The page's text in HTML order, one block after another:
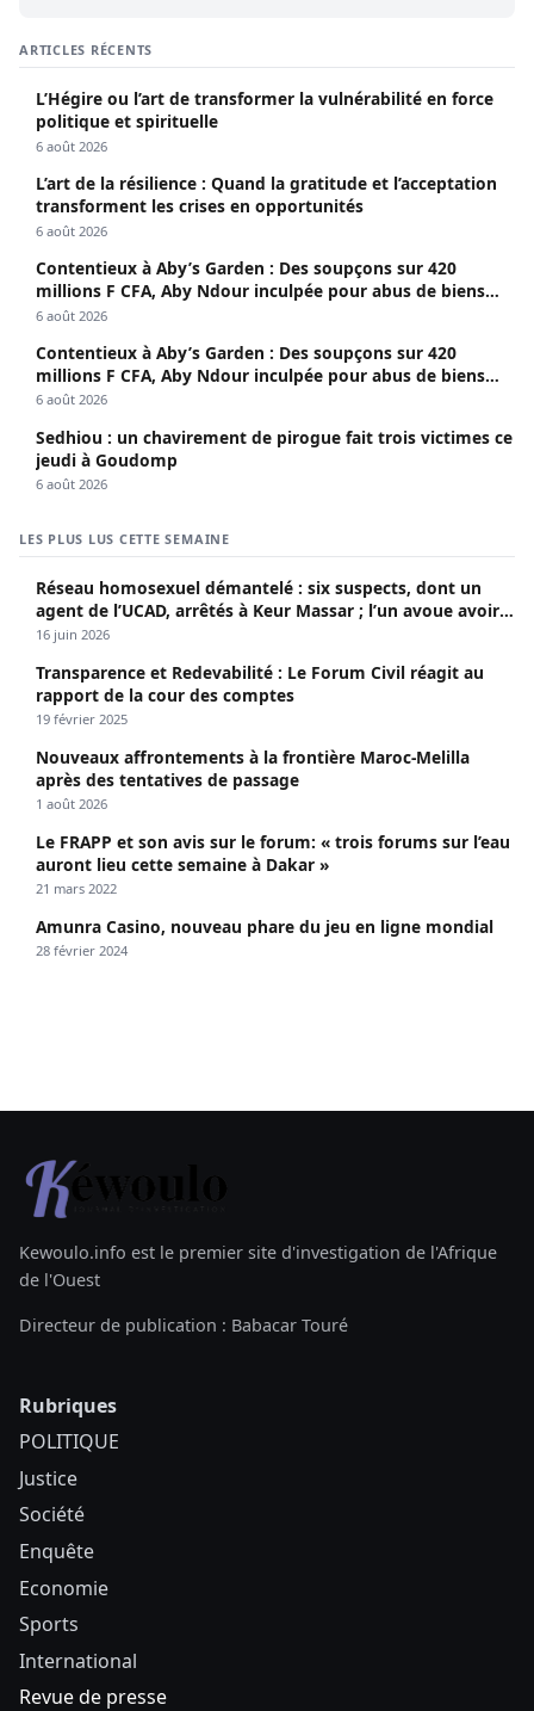
ARTICLES RÉCENTS
L’Hégire ou l’art de transformer la vulnérabilité en force
politique et spirituelle
6 août 2026
L’art de la résilience : Quand la gratitude et l’acceptation
transforment les crises en opportunités
6 août 2026
Contentieux à Aby’s Garden : Des soupçons sur 420
millions F CFA, Aby Ndour inculpée pour abus de biens
sociaux
6 août 2026
Contentieux à Aby’s Garden : Des soupçons sur 420
millions F CFA, Aby Ndour inculpée pour abus de biens
sociaux
6 août 2026
Sedhiou : un chavirement de pirogue fait trois victimes ce
jeudi à Goudomp
6 août 2026
LES PLUS LUS CETTE SEMAINE
Réseau homosexuel démantelé : six suspects, dont un
agent de l’UCAD, arrêtés à Keur Massar ; l’un avoue avoir
propagé le VIH depuis 2018
16 juin 2026
Transparence et Redevabilité : Le Forum Civil réagit au
rapport de la cour des comptes
19 février 2025
Nouveaux affrontements à la frontière Maroc-Melilla
après des tentatives de passage
1 août 2026
Le FRAPP et son avis sur le forum: « trois forums sur l’eau
auront lieu cette semaine à Dakar »
21 mars 2022
Amunra Casino, nouveau phare du jeu en ligne mondial
28 février 2024
Kewoulo.info est le premier site d'investigation de l'Afrique
de l'Ouest
Directeur de publication : Babacar Touré
Rubriques
POLITIQUE
Justice
Société
Enquête
Economie
Sports
International
Revue de presse